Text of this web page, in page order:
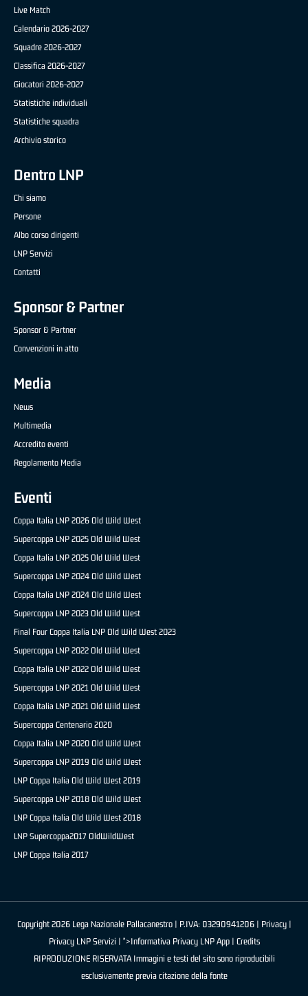
Live Match
Calendario 2026-2027
Squadre 2026-2027
Classifica 2026-2027
Giocatori 2026-2027
Statistiche individuali
Statistiche squadra
Archivio storico
Dentro LNP
Chi siamo
Persone
Albo corso dirigenti
LNP Servizi
Contatti
Sponsor & Partner
Sponsor & Partner
Convenzioni in atto
Media
News
Multimedia
Accredito eventi
Regolamento Media
Eventi
Coppa Italia LNP 2026 Old Wild West
Supercoppa LNP 2025 Old Wild West
Coppa Italia LNP 2025 Old Wild West
Supercoppa LNP 2024 Old Wild West
Coppa Italia LNP 2024 Old Wild West
Supercoppa LNP 2023 Old Wild West
Final Four Coppa Italia LNP Old Wild West 2023
Supercoppa LNP 2022 Old Wild West
Coppa Italia LNP 2022 Old Wild West
Supercoppa LNP 2021 Old Wild West
Coppa Italia LNP 2021 Old Wild West
Supercoppa Centenario 2020
Coppa Italia LNP 2020 Old Wild West
Supercoppa LNP 2019 Old Wild West
LNP Coppa Italia Old Wild West 2019
Supercoppa LNP 2018 Old Wild West
LNP Coppa Italia Old Wild West 2018
LNP Supercoppa2017 OldWildWest
LNP Coppa Italia 2017
Copyright 2026 Lega Nazionale Pallacanestro | P.IVA: 03290941206 | Privacy|
Privacy LNP Servizi | ">Informativa Privacy LNP App | Credits
RIPRODUZIONE RISERVATA Immagini e testi del sito sono riproducibili
esclusivamente previa citazione della fonte